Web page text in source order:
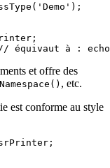
et offre des
, etc.
est conforme au style